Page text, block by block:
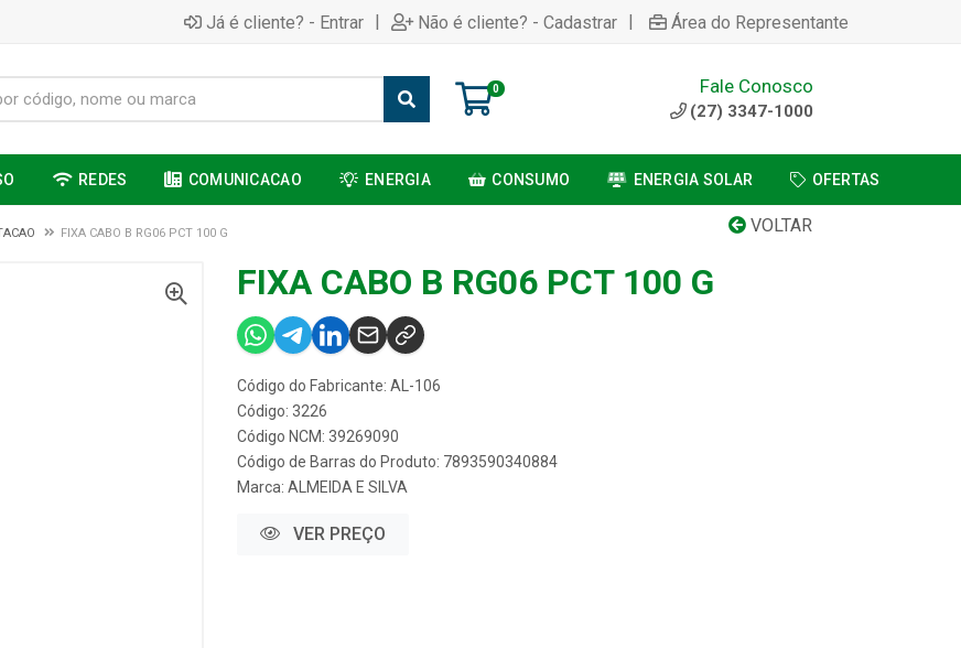
Já é cliente? - Entrar | Não é cliente? - Cadastrar | Área do Representante
0 Fale Conosco
(27) 3347-1000
REDES COMUNICACAO ENERGIA CONSUMO ENERGIA SOLAR OFERTAS
VOLTAR
FIXA CABO B RG06 PCT 100 G
FIXA CABO B RG06 PCT 100 G
Código do Fabricante: AL-106
Código: 3226
Código NCM: 39269090
Código de Barras do Produto: 7893590340884
Marca: ALMEIDA E SILVA
VER PREÇO